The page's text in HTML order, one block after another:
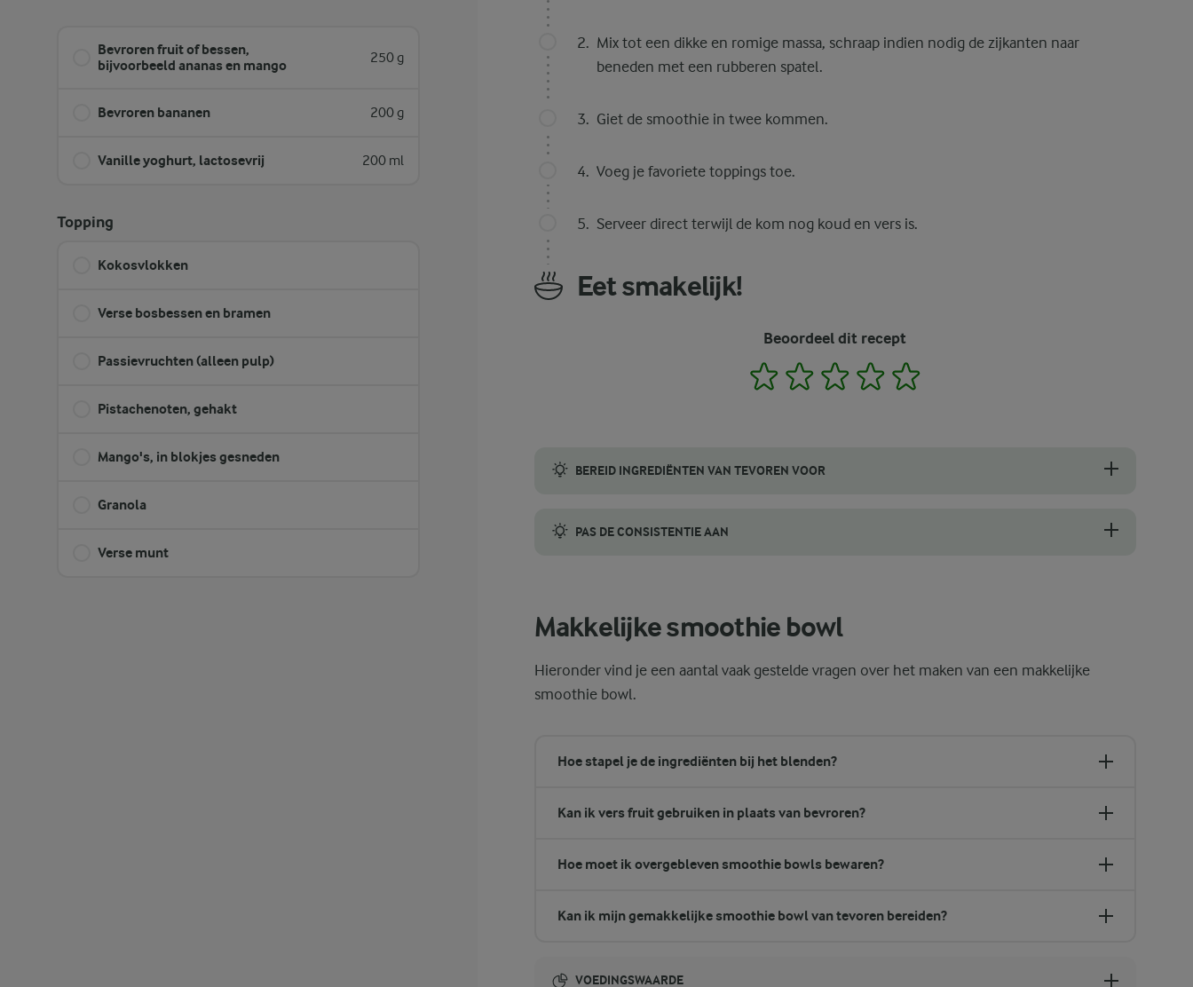
Bevroren fruit of bessen,
bijvoorbeeld ananas en mango
250 g
Bevroren bananen 200 g
Vanille yoghurt, lactosevrij 200 ml
Topping
Kokosvlokken
Verse bosbessen en bramen
Passievruchten (alleen pulp)
Pistachenoten, gehakt
Mango's, in blokjes gesneden
Granola
Verse munt
Mix tot een dikke en romige massa, schraap indien nodig de zijkanten naar
beneden met een rubberen spatel.
Giet de smoothie in twee kommen.
Voeg je favoriete toppings toe.
Serveer direct terwijl de kom nog koud en vers is.
Eet smakelijk!
Beoordeel dit recept
1 2 3 4
BEREID INGREDIËNTEN VAN TEVOREN VOOR
PAS DE CONSISTENTIE AAN
Makkelijke smoothie bowl
Hieronder vind je een aantal vaak gestelde vragen over het maken van een makkelijke
smoothie bowl.
Hoe stapel je de ingrediënten bij het blenden?
Kan ik vers fruit gebruiken in plaats van bevroren?
Hoe moet ik overgebleven smoothie bowls bewaren?
Kan ik mijn gemakkelijke smoothie bowl van tevoren bereiden?
VOEDINGSWAARDE